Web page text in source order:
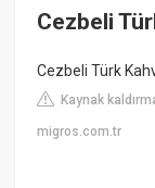
Cezbeli
Cezbeli Türk
Kaynak
migros.com.tr